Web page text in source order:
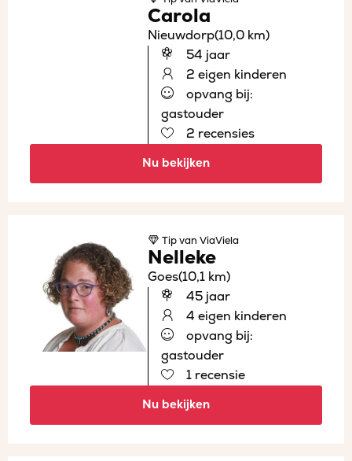
Carola
Nieuwdorp(10,0 km)
54 jaar
2 eigen kinderen
opvang bij:
gastouder
2 recensies
Nu bekijken
Tipvan ViaViela
Nelleke
Goes(10,1 km)
45 jaar
4 eigen kinderen
opvang bij:
gastouder
1 recensie
Nu bekijken